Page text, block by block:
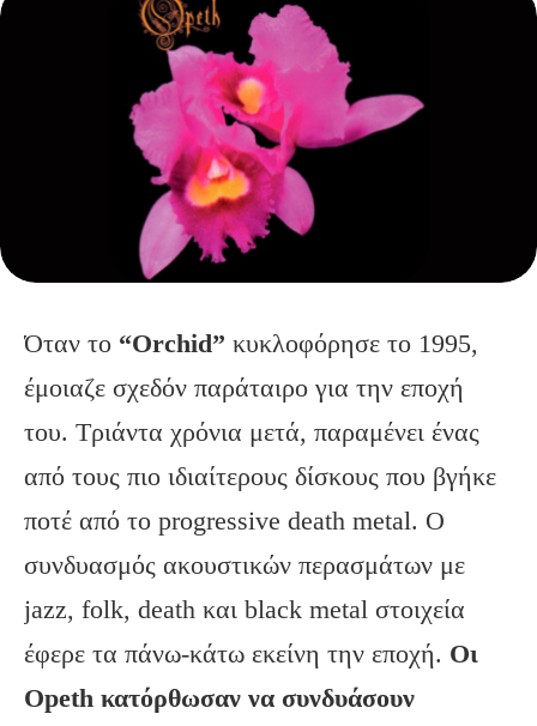
Όταν το “Orchid” κυκλοφόρησε το 1995,
έμοιαζε σχεδόν παράταιρο για την εποχή
του. Τριάντα χρόνια μετά, παραμένει ένας
από τους πιο ιδιαίτερους δίσκους που βγήκε
ποτέ από το progressive death metal. Ο
συνδυασμός ακουστικών περασμάτων με
jazz, folk, death και black metal στοιχεία
έφερε τα πάνω-κάτω εκείνη την εποχή. Oι
Opeth κατόρθωσαν να συνδυάσουν